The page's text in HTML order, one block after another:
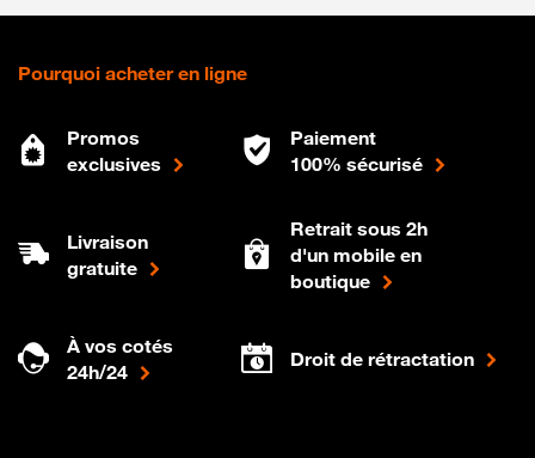
Pourquoi acheter en ligne
Promos
exclusives
Paiement
100% sécurisé
Livraison
gratuite
Retrait sous 2h
d'un mobile en
boutique
À vos cotés
24h/24
Droit de rétractation